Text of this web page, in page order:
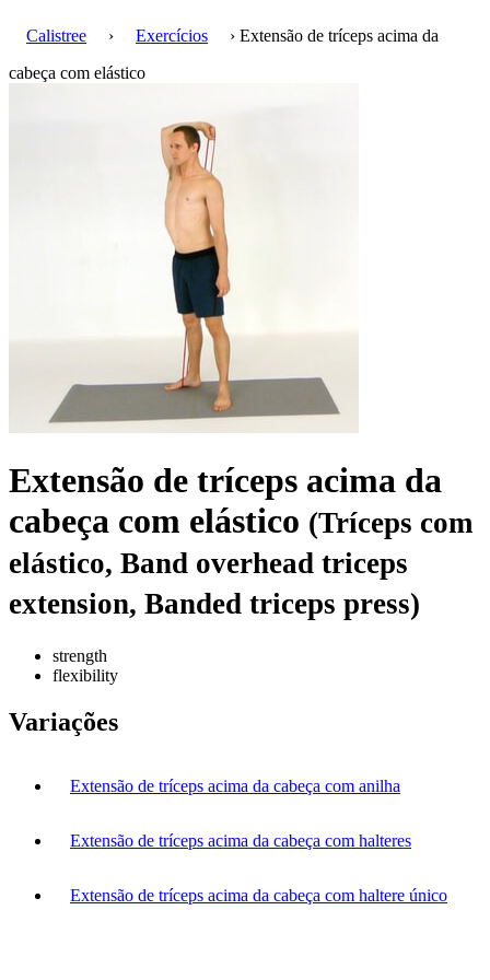
Calistree › Exercícios
› Extensão de tríceps acima da
cabeça com elástico
Extensão de tríceps acima da
cabeça com elástico (Tríceps com
elástico, Band overhead triceps
extension, Banded triceps press)
strength
flexibility
Variações
Extensão de tríceps acima da cabeça com anilha
Extensão de tríceps acima da cabeça com halteres
Extensão de tríceps acima da cabeça com haltere único